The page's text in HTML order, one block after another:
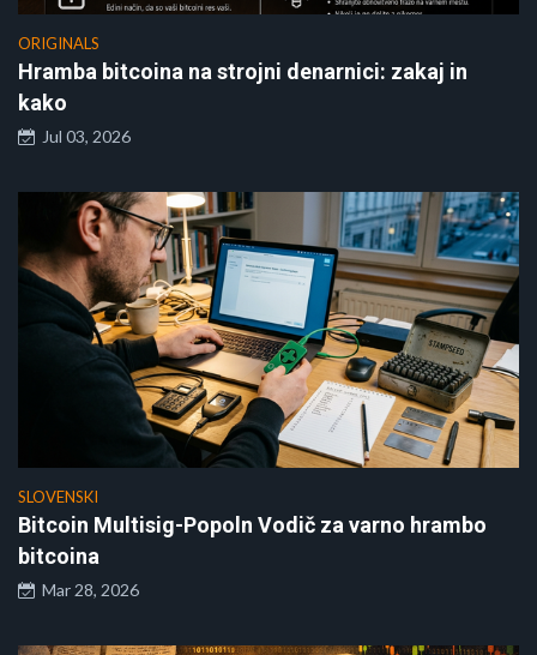
ORIGINALS
Hramba bitcoina na strojni denarnici: zakaj in
kako
Jul 03, 2026
SLOVENSKI
Bitcoin Multisig-Popoln Vodič za varno hrambo
bitcoina
Mar 28, 2026